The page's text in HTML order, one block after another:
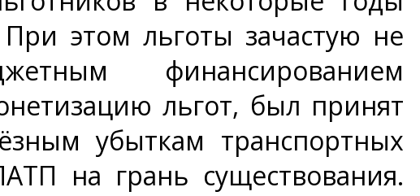
этом льготы зачастую не
финансированием
льгот, был принят
убыткам транспортных
на грань существования.